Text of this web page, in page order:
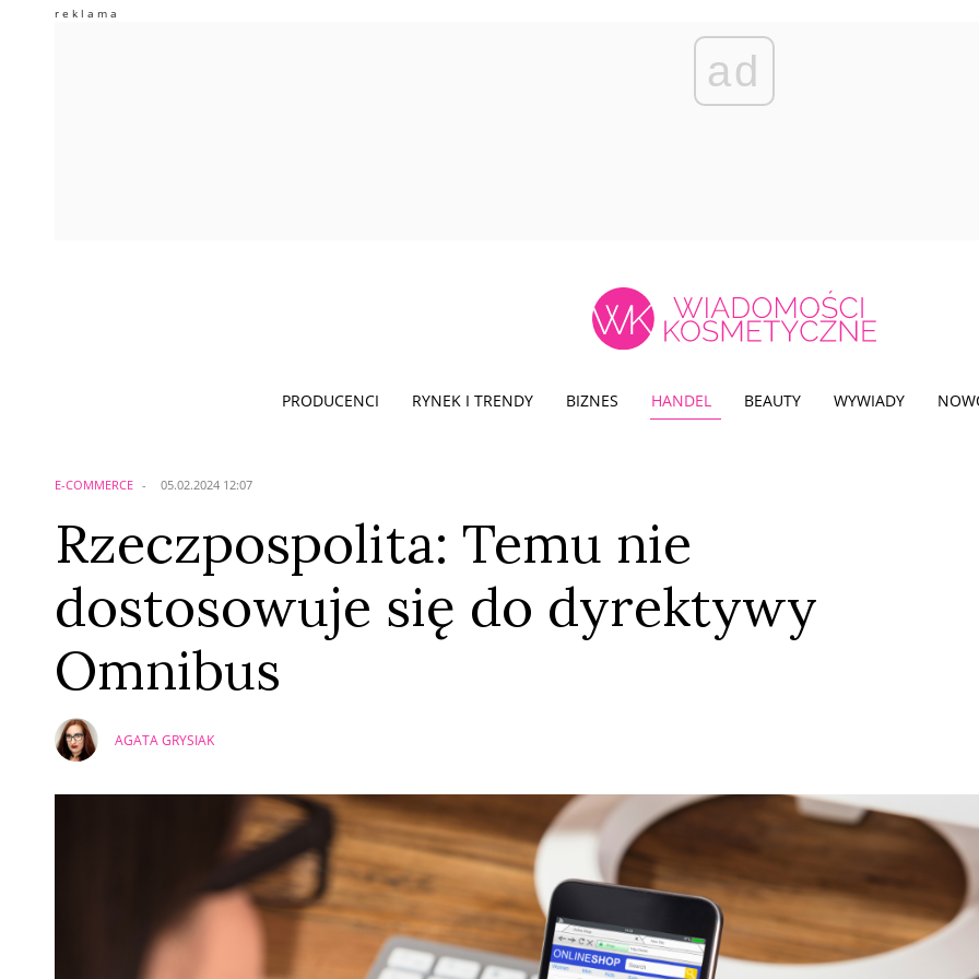
ad
PRODUCENCI RYNEK I TRENDY BIZNES HANDEL BEAUTY WYWIADY
E-COMMERCE 05.02.2024 12:07
Rzeczpospolita: Temu nie
dostosowuje się do dyrektywy
Omnibus
AGATA GRYSIAK